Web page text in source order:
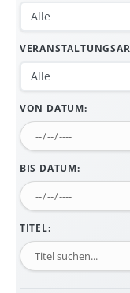
VON DATUM:
BIS DATUM:
TITEL: